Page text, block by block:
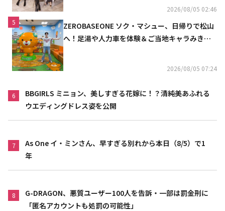
2026/08/05 02:46
5
ZEROBASEONE ソク・マシュー、日帰りで松山
へ！足湯や人力車を体験＆ご当地キャラみきゃ
2026/08/05 07:24
6
BBGIRLS ミニョン、美しすぎる花嫁に！？清純美あふれる
ウエディングドレス姿を公開
7
As One イ・ミンさん、早すぎる別れから本日（8/5）で1
年
8
G-DRAGON、悪質ユーザー100人を告訴・一部は罰金刑に
「匿名アカウントも処罰の可能性」